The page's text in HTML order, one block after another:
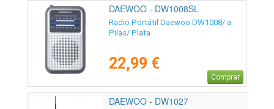
DAEWOO - DW1008SL
Radio Portátil Daewoo DW1008/ a
Pilas/ Plata
22,99 €
Comprar
DAEWOO - DW1027